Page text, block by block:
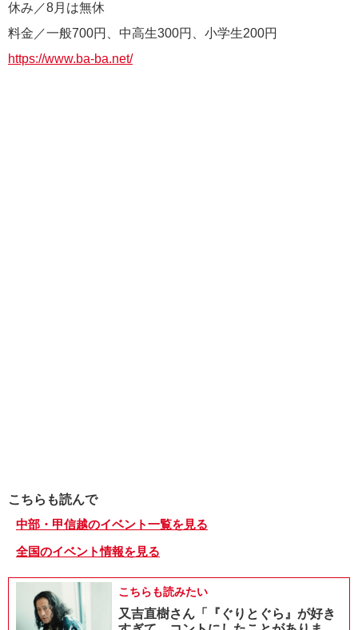
休み／8月は無休
料金／一般700円、中高生300円、小学生200円
https://www.ba-ba.net/
こちらも読んで
中部・甲信越のイベント一覧を見る
全国のイベント情報を見る
こちらも読みたい
又吉直樹さん「『ぐりとぐら』が好き